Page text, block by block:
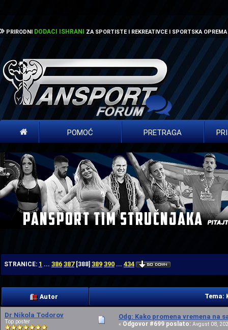
PRIRODNI DODACI ISHRANI ZA SPORTISTE I REKREATIVCE I SPORTSKA OPREMA
POMOĆ PRETRAGA
STRANICE: 1 ... 386 387[388] 389 390 ... 434
Autor Tema:
Dr Nikola Todorov
Top poster
Odg: Kako promena vremena na
« Odgovor #699 poslato: Avgust 08,